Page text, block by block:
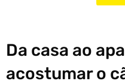
Da casa ao
acostumar o